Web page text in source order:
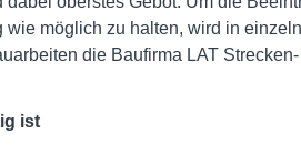
möglich zu halten, wird in
die Baufirma LAT
ist